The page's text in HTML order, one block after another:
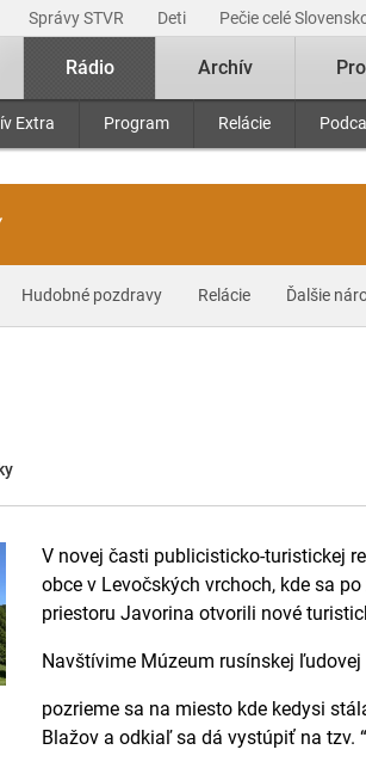
Správy STVR Deti Pečie celé
Rádio
Extra Program Relácie
Archív
Hudobné pozdravy Relácie Ďalšie
V novej časti publicisticko-turistickej
obce v Levočských vrchoch, kde sa
priestoru Javorina otvorili nové
Navštívime Múzeum rusínskej
pozrieme sa na miesto kde kedysi
Blažov a odkiaľ sa dá vystúpiť na tzv.